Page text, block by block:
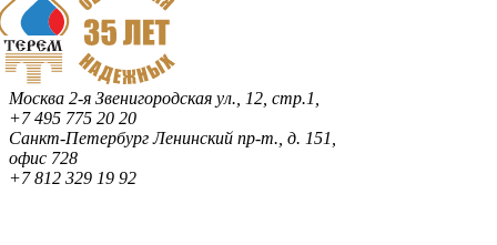
Москва 2-я Звенигородская ул., 12, стр.1,
+7 495 775 20 20
Санкт-ПетербургЛенинский пр-т., д. 151,
офис 728
+7 812 329 19 92